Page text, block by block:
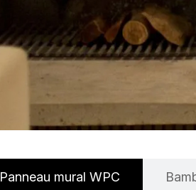
Panneau mural WPC